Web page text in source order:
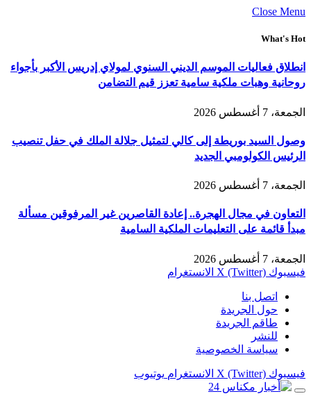
Close Menu
What's Hot
انطلاق فعاليات الموسم الديني السنوي لمولاي إدريس الأكبر بأجواء
روحانية وهبات ملكية سامية تعزز قيم التضامن
الجمعة، 7 أغسطس 2026
وصول السيد بوريطة إلى كالي لتمثيل جلالة الملك في حفل تنصيب
الرئيس الكولومبي الجديد
الجمعة، 7 أغسطس 2026
التعاون في مجال الهجرة.. إعادة القاصرين غير المرفوقين مسألة
مبدأ قائمة على التعليمات الملكية السامية
الجمعة، 7 أغسطس 2026
فيسبوك X (Twitter) الانستغرام
اتصل بنا
حول الجريدة
طاقم الجريدة
للنشر
سياسة الخصوصية
فيسبوك X (Twitter) الانستغرام يوتيوب